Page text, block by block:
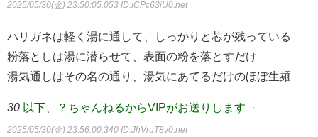
2025/05/30(金) 23:50:05.053 ID:ICPc63iU0.net
ハリガネは軽く湯に通して、しっかりと芯が残っている
粉落としは湯に潜らせて、表面の粉を落とすだけ
湯気通しはその名の通り、湯気にあてるだけのほぼ生麺
30 以下、？ちゃんねるからVIPがお送りします ：
2025/05/30(金) 23:56:00.340 ID:JhVruT8v0.net